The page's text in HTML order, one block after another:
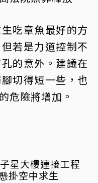
吃章魚最好的方
若是力道控制不
的意外。建議在
切得短一些，也
危險將增加。
星大樓連接工程
掛空中求生